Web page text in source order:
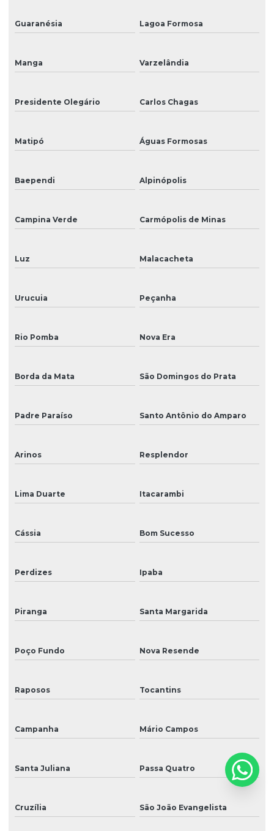
Guaranésia Lagoa Formosa
Manga Varzelândia
Presidente Olegário Carlos Chagas
Matipó Águas Formosas
Baependi Alpinópolis
Campina Verde Carmópolis de Minas
Luz Malacacheta
Urucuia Peçanha
Rio Pomba Nova Era
Borda da Mata São Domingos do Prata
Padre Paraíso Santo Antônio do Amparo
Arinos Resplendor
Lima Duarte Itacarambi
Cássia Bom Sucesso
Perdizes Ipaba
Piranga Santa Margarida
Poço Fundo Nova Resende
Raposos Tocantins
Campanha Mário Campos
Santa Juliana Passa Quatro
Cruzília São João Evangelista